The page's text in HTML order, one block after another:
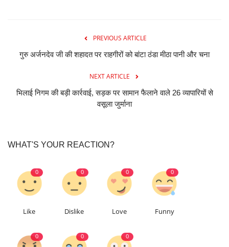
PREVIOUS ARTICLE
गुरु अर्जनदेव जी की शहादत पर राहगीरों को बांटा ठंडा मीठा पानी और चना
NEXT ARTICLE
भिलाई निगम की बड़ी कार्रवाई, सड़क पर सामान फैलाने वाले 26 व्यापारियों से
वसूला जुर्माना
WHAT'S YOUR REACTION?
0
Like
0
Dislike
0
Love
0
Funny
0 0 0